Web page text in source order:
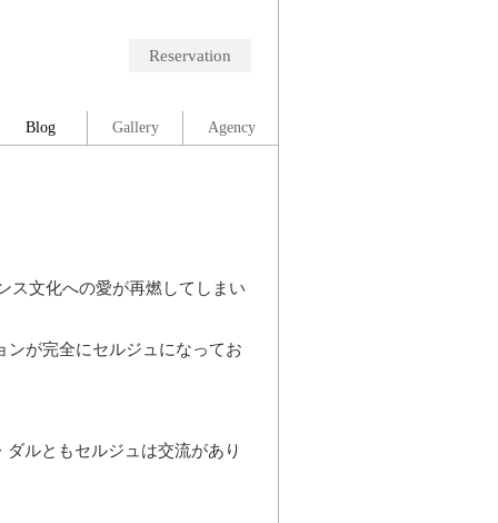
Reservation
ス文化への愛が再燃してしまい
ンが完全にセルジュになってお
ルともセルジュは交流があり
Blog Gallery Agency